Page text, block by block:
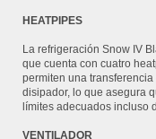
HEATPIPES
La refrigeración Snow IV
que cuenta con cuatro
permiten una
disipador, lo que asegura
límites adecuados incluso
VENTILADOR